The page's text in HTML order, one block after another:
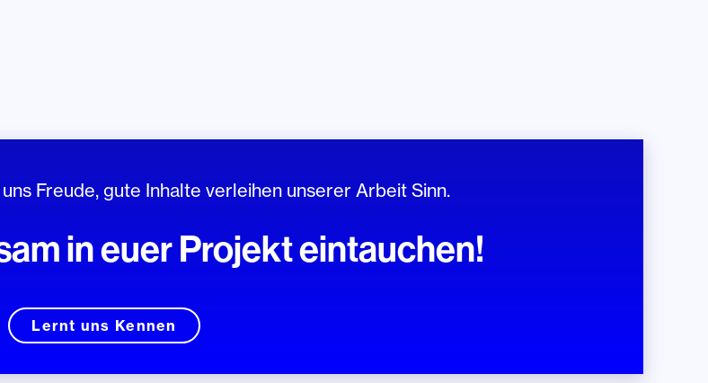
Freude, gute Inhalte verleihen unserer Arbeit Sinn.
in euer Projekt eintauchen!
Lernt uns Kennen